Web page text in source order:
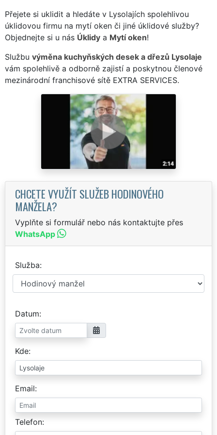
Přejete si uklidit a hledáte v Lysolajích spolehlivou
úklidovou firmu na mytí oken či jiné úklidové služby?
Objednejte si u nás Úklidy a Mytí oken!
Službu výměna kuchyňských desek a dřezů Lysolaje
vám spolehlivě a odborně zajistí a poskytnou členové
mezinárodní franchisové sítě EXTRA SERVICES.
CHCETE VYUŽÍT SLUŽEB HODINOVÉHO
MANŽELA?
Vyplňte si formulář nebo nás kontaktujte přes
WhatsApp
Služba
Datum
Kde
Email
Telefon